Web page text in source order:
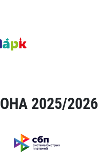
2025/2026